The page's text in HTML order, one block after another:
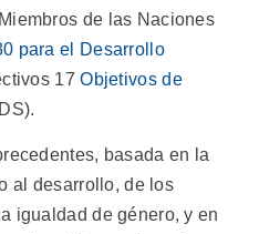
de las Naciones
para el Desarrollo
17Objetivos de
basada en la
al desarrollo, de los
igualdad de género, y en